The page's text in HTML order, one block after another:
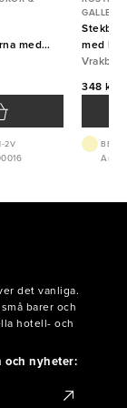
med
2mm
2V
GALLER
med
1,2mm
348 kr/
Art.
det vanliga.
barer och
hotell- och
och nyheter: